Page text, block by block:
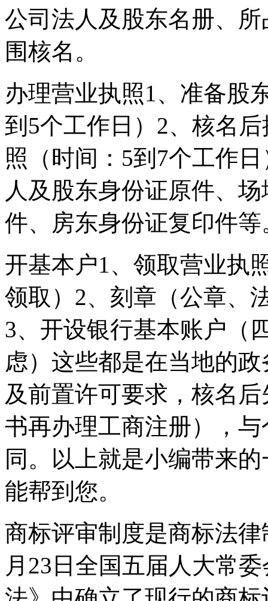
公司法人及股东名册、
围核名。
办理营业执照1、准备股
到5个工作日）2、核名
照（时间：5到7个工作
人及股东身份证原件、
件、房东身份证复印件
开基本户1、领取营业执
领取）2、刻章（公章、
3、开设银行基本账户（
虑）这些都是在当地的
及前置许可要求，核名
书再办理工商注册），
同。以上就是小编带来
能帮到您。
商标评审制度是商标法
月23日全国五届人大常